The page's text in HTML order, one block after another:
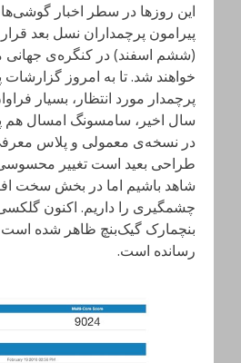
این روزها در سطر اخبار
پیرامون پرچمداران نسل بعد
(ششم اسفند) در کنگره‌ی جهانی
خواهند شد. تا به امروز
پرچمدار مورد انتظار، بسیار
سال اخیر، سامسونگ امسال
در نسخه‌ی معمولی و پلاس
شاهد باشیم اما در بخش سخت
بنچمارک گیک‌بنچ ظاهر شده است و
رسانده است.